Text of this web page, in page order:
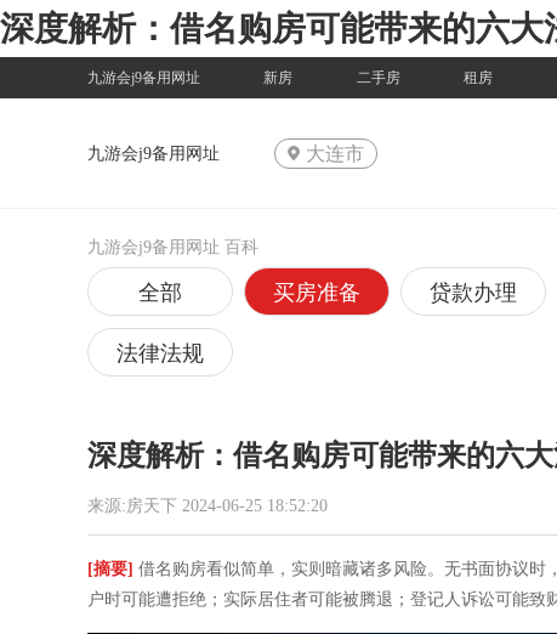
深度解析：借名购房可能带来的六
九游会j9备用网址 新房 二手房 租房
九游会j9备用网址 大连市
九游会j9备用网址 百科
全部 买房准备 贷款办理
法律法规
深度解析：借名购房可能带来的六
来源:房天下 2024-06-25 18:52:20
[摘要] 借名购房看似简单，实则暗藏诸多风险。无书面协议
户时可能遭拒绝；实际居住者可能被腾退；登记人诉讼可能致